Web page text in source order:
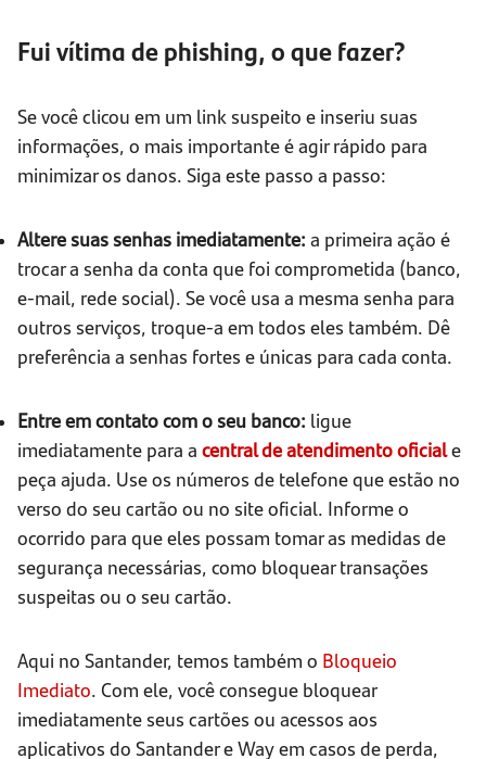
Fui vítima de phishing, o que fazer?
Se você clicou em um link suspeito e inseriu suas
informações, o mais importante é agir rápido para
minimizar os danos. Siga este passo a passo:
Altere suas senhas imediatamente: a primeira ação é
trocar a senha da conta que foi comprometida (banco,
e-mail, rede social). Se você usa a mesma senha para
outros serviços, troque-a em todos eles também. Dê
preferência a senhas fortes e únicas para cada conta.
Entre em contato com o seu banco: ligue
imediatamente para a central de atendimento oficiale
peça ajuda. Use os números de telefone que estão no
verso do seu cartão ou no site oficial. Informe o
ocorrido para que eles possam tomar as medidas de
segurança necessárias, como bloquear transações
suspeitas ou o seu cartão.
Aqui no Santander, temos também o Bloqueio
Imediato. Com ele, você consegue bloquear
imediatamente seus cartões ou acessos aos
aplicativos do Santander e Way em casos de perda,